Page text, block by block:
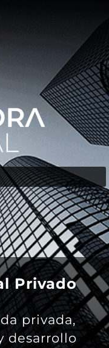
Privado
privada,
desarrollo